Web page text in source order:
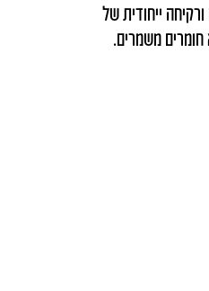
ייחודית של
חומרים משמרים.